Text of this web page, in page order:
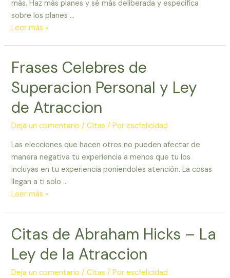
/
Esther
Hicks
más. Haz más planes y sé más deliberada y específica
sobre los planes …
Pensamientos
y
personal.
Se
flexible
Leer más »
Frases Celebres de
Superacion Personal y Ley
de Atraccion
Deja un comentario /Citas / Porescfelicidad
Las elecciones que hacen otros no pueden afectar de
manera negativa tu experiencia a menos que tu los
incluyas en tu experiencia poniendoles atención. La cosas
llegan a ti solo …
Frases
Superacion
Personal
Ley
Leer más »
Citas de Abraham Hicks – La
Ley de la Atraccion
Deja un comentario /Citas / Porescfelicidad